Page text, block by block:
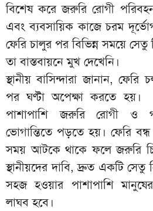
বিশেষ করে জরুরি রোগী
এবং ব্যবসায়িক কাজে চরম
ফেরি চালুর পর বিভিন্ন সময়ে সেতু
তা বাস্তবায়নে মুখ দেখেনি।
‎স্থানীয় বাসিন্দারা জানান, ফেরি
পর ঘণ্টা অপেক্ষা করতে হয়।
পাশাপাশি জরুরি রোগী ও
ভোগান্তিতে পড়তে হয়। ফেরি বন্ধ
সময় আটকে থাকে ফলে জরুরি
স্থানীয়দের দাবি, দ্রুত একটি সেতু
সহজ হওয়ার পাশাপাশি
লাঘব হবে।